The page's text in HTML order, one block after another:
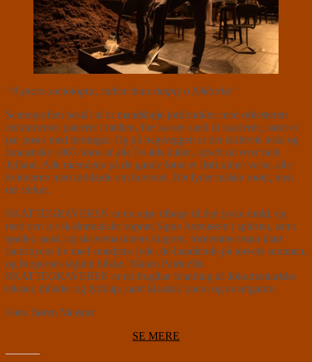
“A proto-sociologist, rather than simply a folklorist”
Scenografien består af to mandshøje jordbunker, med orkesterets
instrumenter placeret i midten, fire kasser sand til spaderne, samt et
par poser med terninger. Og på bagvæggen er der skiftevis tekst og
fantastiske 1867-fotos af alle Evalds kilder, spredt ud over hele
Jylland. Alle mændene på de gamle fotos er iført uldne veste, alle
kvinderne med tørklæde om hovedet. Det lyder måske rodet, men
det virker.
SKATTEGRAVEREN er en rejse tilbage til den jyske muld, og
med den lyrisk-dramatiske sopran Signe Asmussen i spidsen, samt
spader, sand, og skrivemaskiners klapren, fornemmer man klart
landsbyens liv med smedjens lyde, de handlende på torvets summen,
og borgernes skjulte blikke. Mauro Patricellis
SKATTEGRAVEREN er en frugtbar blanding af dokumentariske
tekster, billeder og lydklip, samt klassisk opera og avantgarde.
Foto: Søren Meisner
SE MERE